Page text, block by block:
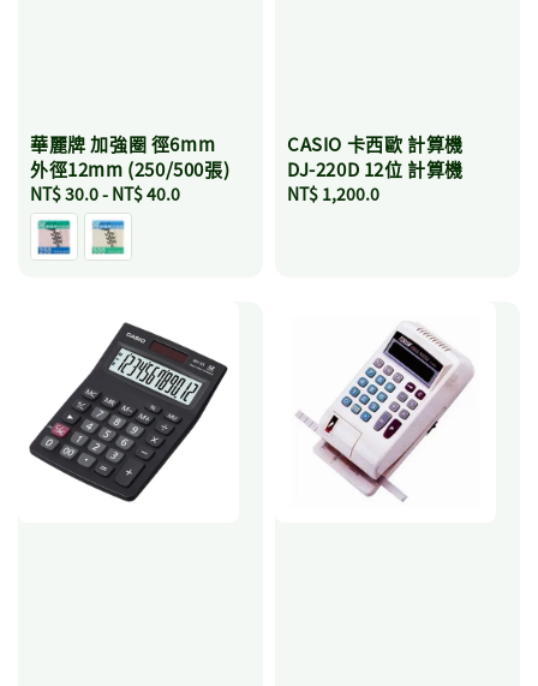
華麗牌 加強圈 徑6mm
外徑12mm (250/500張)
Regular
price
NT$ 30.0- NT$ 40.0
CASIO 卡西歐 計算機
DJ-220D 12位 計算機
Regular
NT$ 1,200.0